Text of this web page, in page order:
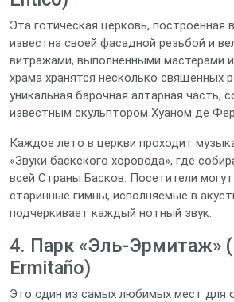
Эта готическая церковь, построенная
известна своей фасадной резьбой и
витражами, выполненными мастерами
храма хранятся несколько священных
уникальная барочная алтарная часть,
известным скульптором Хуаном де
Каждое лето в церкви проходит
«Звуки баскского хоровода», где
всей Страны Басков. Посетители
старинные гимны, исполняемые в
подчеркивает каждый нотный звук.
4. Парк «Эль-Эрмитаж»
Ermitaño)
Это один из самых любимых мест для